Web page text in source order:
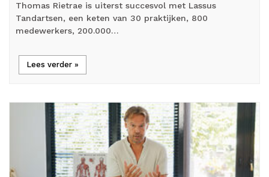
Thomas Rietrae is uiterst succesvol met Lassus
Tandartsen, een keten van 30 praktijken, 800
medewerkers, 200.000…
Lees verder »